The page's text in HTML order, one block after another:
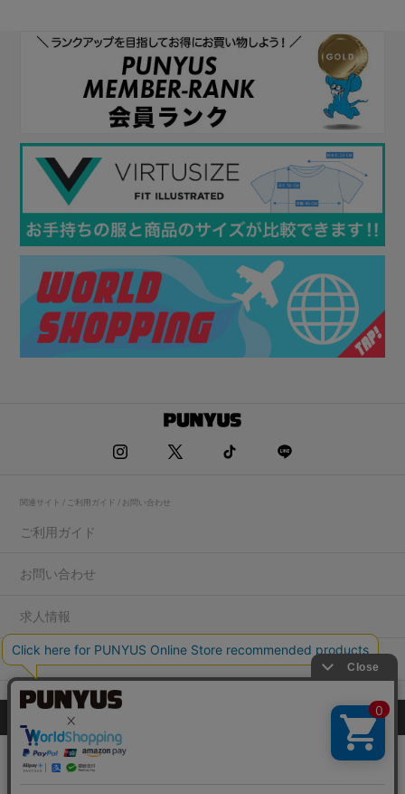
関連サイト / ご利用ガイド / お問い合わせ
ご利用ガイド
お問い合わせ
求人情報
店舗一覧
プライバシーポリシー